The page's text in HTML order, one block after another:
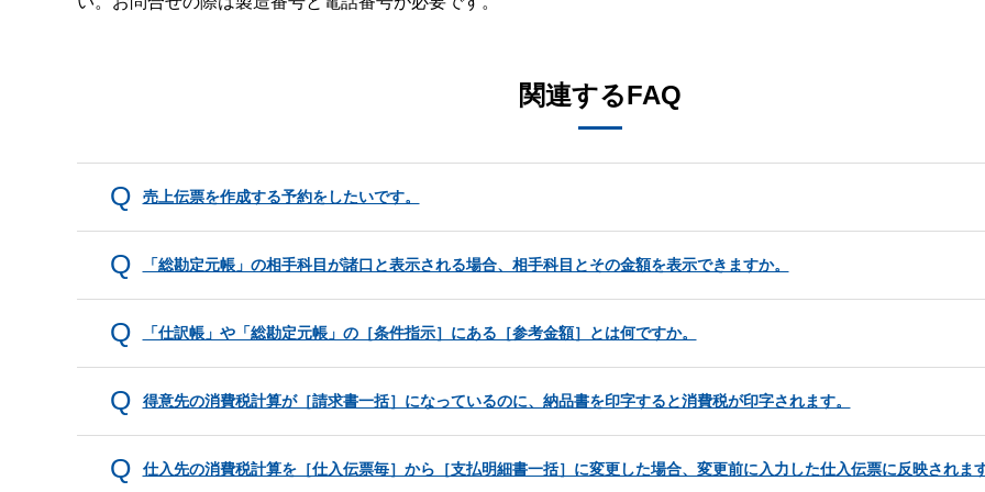
関連するFAQ
売上伝票を作成する予約をしたいです。
「総勘定元帳」の相手科目が諸口と表示される場合、相手科目とその金額を表示できますか。
「仕訳帳」や「総勘定元帳」の［条件指示］にある［参考金額］とは何ですか。
得意先の消費税計算が［請求書一括］になっているのに、納品書を印字すると消費税が印字されます。
仕入先の消費税計算を［仕入伝票毎］から［支払明細書一括］に変更した場合、変更前に入力した仕入伝票に反映されま